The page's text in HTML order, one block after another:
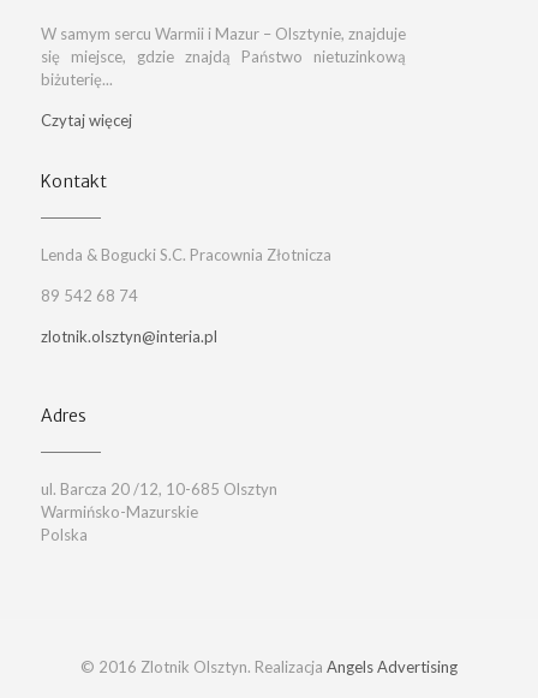
W samym sercu Warmii i Mazur – Olsztynie, znajduje
się miejsce, gdzie znajdą Państwo nietuzinkową
biżuterię...
Czytaj więcej
Kontakt
Lenda & Bogucki S.C. Pracownia Złotnicza
89 542 68 74
zlotnik.olsztyn@interia.pl
Adres
ul. Barcza 20 /12, 10-685 Olsztyn
Warmińsko-Mazurskie
Polska
© 2016 Zlotnik Olsztyn. Realizacja Angels Advertising